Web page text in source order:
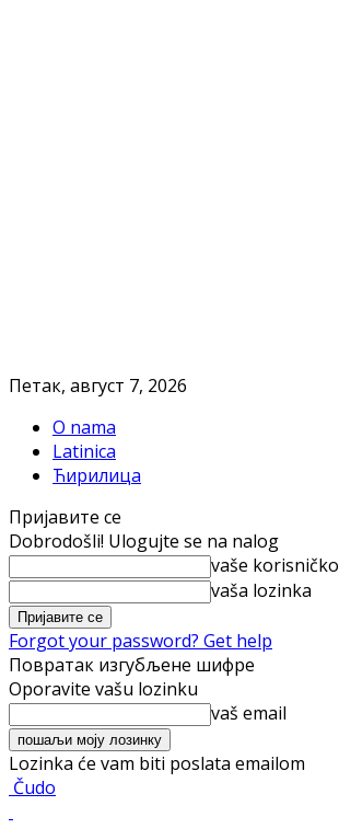
Петак, август 7, 2026
O nama
Latinica
Ћирилица
Пријавите се
Dobrodošli! Ulogujte se na nalog
vaše
vaša lozinka
Forgot your password? Get help
Повратак изгубљене шифре
Oporavite vašu lozinku
vaš email
Lozinka će vam biti poslata emailom
Čudo